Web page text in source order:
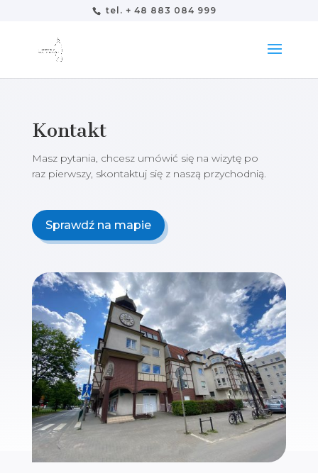
tel. + 48 883 084 999
Kontakt
Masz pytania, chcesz umówić się na wizytę po
raz pierwszy, skontaktuj się z naszą przychodnią.
Sprawdź na mapie